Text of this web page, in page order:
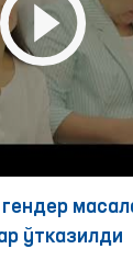
гендер
ўтказилди